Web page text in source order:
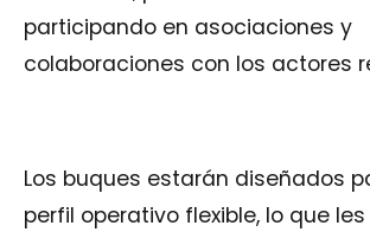
participando en asociaciones y
colaboraciones con los actores
Los buques estarán diseñados
perfil operativo flexible, lo que